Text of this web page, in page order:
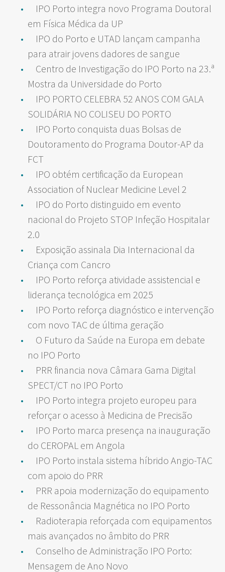
IPO Porto integra novo Programa Doutoral
em Física Médica da UP
IPO do Porto e UTAD lançam campanha
para atrair jovens dadores de sangue
Centro de Investigação do IPO Porto na 23.ª
Mostra da Universidade do Porto
IPO PORTO CELEBRA 52 ANOS COM GALA
SOLIDÁRIA NO COLISEU DO PORTO
IPO Porto conquista duas Bolsas de
Doutoramento do Programa Doutor-AP da
FCT
IPO obtém certificação da European
Association of Nuclear Medicine Level 2
IPO do Porto distinguido em evento
nacional do Projeto STOP Infeção Hospitalar
2.0
Exposição assinala Dia Internacional da
Criança com Cancro
IPO Porto reforça atividade assistencial e
liderança tecnológica em 2025
IPO Porto reforça diagnóstico e intervenção
com novo TAC de última geração
O Futuro da Saúde na Europa em debate
no IPO Porto
PRR financia nova Câmara Gama Digital
SPECT/CT no IPO Porto
IPO Porto integra projeto europeu para
reforçar o acesso à Medicina de Precisão
IPO Porto marca presença na inauguração
do CEROPAL em Angola
IPO Porto instala sistema híbrido Angio-TAC
com apoio do PRR
PRR apoia modernização do equipamento
de Ressonância Magnética no IPO Porto
Radioterapia reforçada com equipamentos
mais avançados no âmbito do PRR
Conselho de Administração IPO Porto:
Mensagem de Ano Novo